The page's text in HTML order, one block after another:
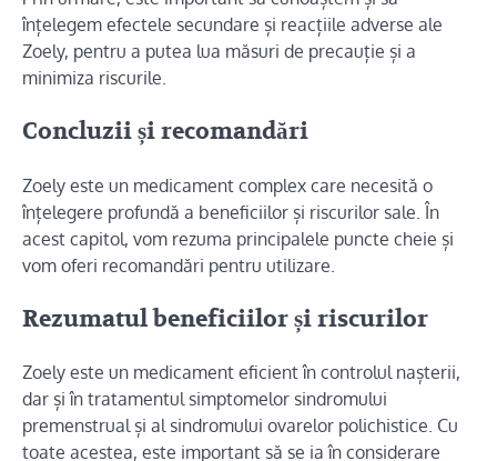
înțelegem efectele secundare și reacțiile adverse ale
Zoely, pentru a putea lua măsuri de precauție și a
minimiza riscurile.
Concluzii și recomandări
Zoely este un medicament complex care necesită o
înțelegere profundă a beneficiilor și riscurilor sale. În
acest capitol, vom rezuma principalele puncte cheie și
vom oferi recomandări pentru utilizare.
Rezumatul beneficiilor și riscurilor
Zoely este un medicament eficient în controlul nașterii,
dar și în tratamentul simptomelor sindromului
premenstrual și al sindromului ovarelor polichistice. Cu
toate acestea, este important să se ia în considerare